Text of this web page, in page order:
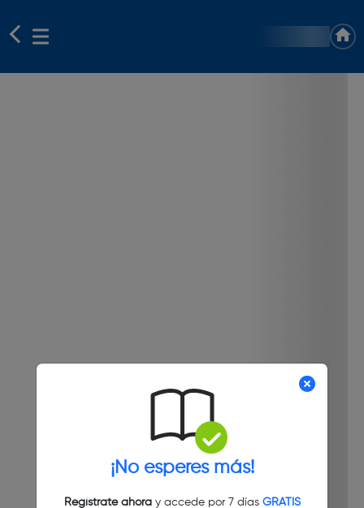
¡No esperes más!
Regístrate ahoray accede por 7 días GRATIS